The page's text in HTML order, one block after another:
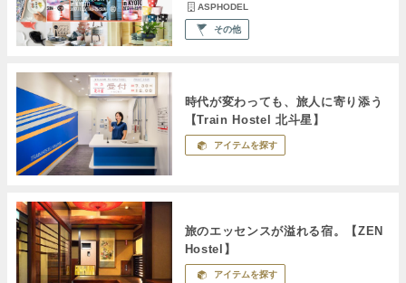
ASPHODEL
その他
時代が変わっても、旅人に寄り添う
【Train Hostel 北斗星】
アイテムを探す
旅のエッセンスが溢れる宿。【ZEN
Hostel】
アイテムを探す